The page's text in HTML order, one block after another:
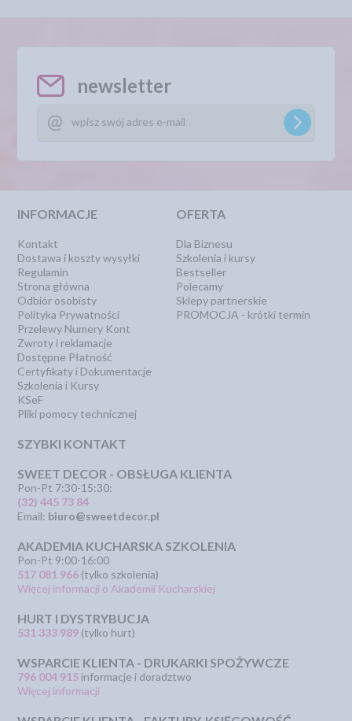
newsletter
INFORMACJE
Kontakt
Dostawa i koszty wysyłki
Regulamin
Strona główna
Odbiór osobisty
Polityka Prywatności
Przelewy Numery Kont
Zwroty i reklamacje
Dostępne Płatność
Certyfikaty i Dokumentacje
Szkolenia i Kursy
KSeF
Pliki pomocy technicznej
OFERTA
Dla Biznesu
Szkolenia i kursy
Bestseller
Polecamy
Sklepy partnerskie
PROMOCJA - krótki termin
SZYBKI KONTAKT
SWEET DECOR - OBSŁUGA KLIENTA
Pon-Pt 7:30-15:30:
(32) 445 73 84
Email: biuro@sweetdecor.pl
AKADEMIA KUCHARSKA SZKOLENIA
Pon-Pt 9:00-16:00
517 081 966 (tylko szkolenia)
Więcej informacji o Akademii Kucharskiej
HURT I DYSTRYBUCJA
531 333 989 (tylko hurt)
WSPARCIE KLIENTA - DRUKARKI SPOŻYWCZE
796 004 915 informacje i doradztwo
Więcej informacji